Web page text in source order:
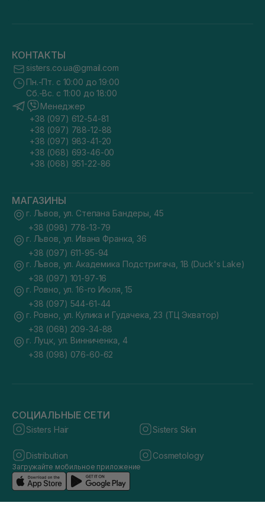
КОНТАКТЫ
sisters.co.ua@gmail.com
Пн.-Пт. с 10:00 до 19:00
Сб.-Вс. с 11:00 до 18:00
Менеджер
+38 (097) 612-54-81
+38 (097) 788-12-88
+38 (097) 983-41-20
+38 (068) 693-46-00
+38 (068) 951-22-86
МАГАЗИНЫ
г. Львов, ул. Степана Бандеры, 45
+38 (098) 778-13-79
г. Львов, ул. Ивана Франка, 36
+38 (097) 611-95-94
г. Львов, ул. Академика Подстригача, 1В (Duck's Lake)
+38 (097) 101-97-16
г. Ровно, ул. 16-го Июля, 15
+38 (097) 544-61-44
г. Ровно, ул. Кулика и Гудачека, 23 (ТЦ Экватор)
+38 (068) 209-34-88
г. Луцк, ул. Винниченка, 4
+38 (098) 076-60-62
СОЦИАЛЬНЫЕ СЕТИ
Sisters Hair Sisters Skin
Distribution Cosmetology
Загружайте мобильное приложение